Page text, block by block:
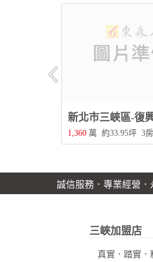
1,360 萬 約33.95坪 3
誠信服務．專業經營
三峽加盟店
真實．踏實．